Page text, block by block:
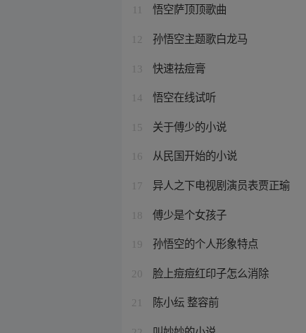
悟空萨顶顶歌曲
12 孙悟空主题歌白龙马
13 快速祛痘膏
14 悟空在线试听
15 关于傅少的小说
16 从民国开始的小说
17 异人之下电视剧演员表贾正瑜
18 傅少是个女孩子
19 孙悟空的个人形象特点
20 脸上痘痘红印子怎么消除
21 陈小纭 整容前